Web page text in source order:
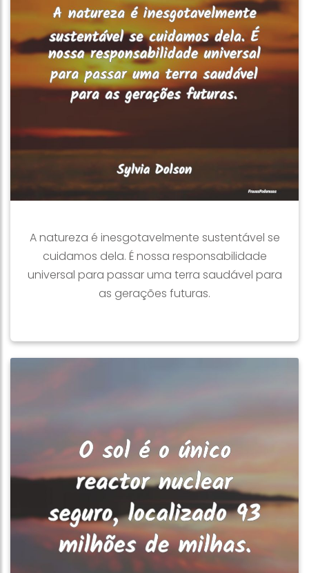
A natureza é inesgotavelmente sustentável se
cuidamos dela. É nossa responsabilidade
universal para passar uma terra saudável para
as gerações futuras.